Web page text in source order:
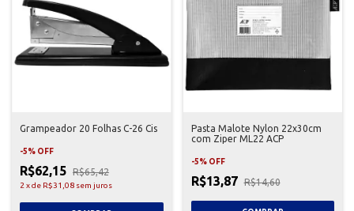
Grampeador 20 Folhas C-26 Cis
-5% OFF
R$62,15 R$65,42
2 xde R$31,08 sem juros
Pasta Malote Nylon 22x30cm
com Ziper ML22 ACP
-5% OFF
R$13,87 R$14,60